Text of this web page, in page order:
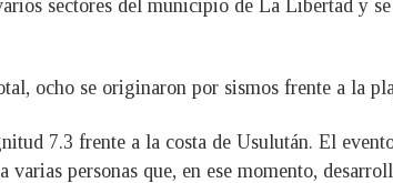
sectores del municipio de La Libertad y
ocho se originaron por sismos frente a la
7.3 frente a la costa de Usulután. El
personas que, en ese momento,